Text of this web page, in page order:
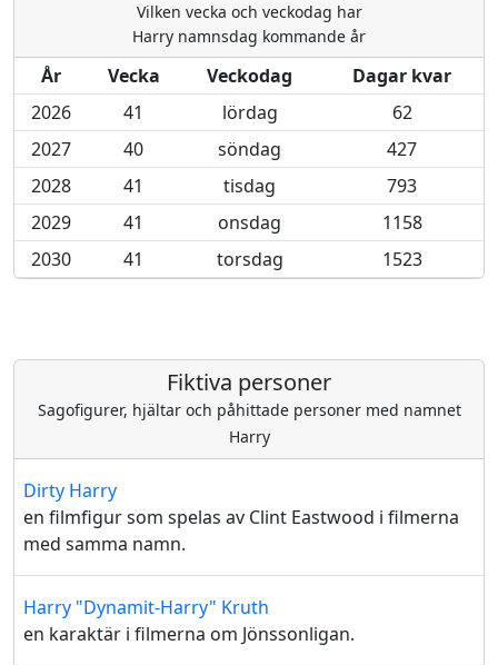
Vilken vecka och veckodag har
Harry namnsdag kommande år
År Vecka Veckodag
Dagar kvar
2026
41 lördag
62
2027
40 söndag
427
2028
41 tisdag
793
2029
41 onsdag
1158
2030
41 torsdag 1523
Fiktiva personer
Sagofigurer, hjältar och påhittade personer med namnet
Harry
Dirty Harry
en filmfigur som spelas av Clint Eastwood i filmerna
med samma namn.
Harry "Dynamit-Harry" Kruth
en karaktär i filmerna om Jönssonligan.